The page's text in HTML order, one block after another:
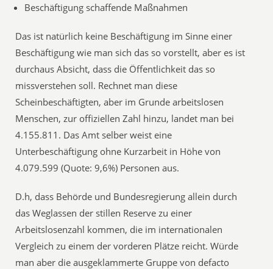
Beschäftigung schaffende Maßnahmen
Das ist natürlich keine Beschäftigung im Sinne einer
Beschäftigung wie man sich das so vorstellt, aber es ist
durchaus Absicht, dass die Öffentlichkeit das so
missverstehen soll. Rechnet man diese
Scheinbeschäftigten, aber im Grunde arbeitslosen
Menschen, zur offiziellen Zahl hinzu, landet man bei
4.155.811. Das Amt selber weist eine
Unterbeschäftigung ohne Kurzarbeit in Höhe von
4.079.599 (Quote: 9,6%) Personen aus.
D.h, dass Behörde und Bundesregierung allein durch
das Weglassen der stillen Reserve zu einer
Arbeitslosenzahl kommen, die im internationalen
Vergleich zu einem der vorderen Plätze reicht. Würde
man aber die ausgeklammerte Gruppe von defacto